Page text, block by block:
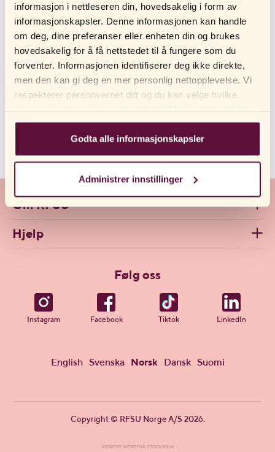
informasjon i nettleseren din, hovedsakelig i form av
informasjonskapsler. Denne informasjonen kan handle
om deg, dine preferanser eller enheten din og brukes
hovedsakelig for å få nettstedet til å fungere som du
forventer. Informasjonen identifiserer deg ikke direkte,
men den kan gi deg en mer personlig nettopplevelse. Vi
respekterer personvernet ditt og du kan velge hvilke
kategorioverskriftene for å finne ut mer og endre
standardinnstillingene våre. Vær oppmerksom på at
blokkering av informasjonskapsler kan påvirke
du har besøkt nettsiden vår før og akseptert bruken av
informasjonskapsler, kan du alltid slette dem ved å
navigere til personverninnstillingene i nettleseren din.
Godta alle informasjonskapsler
Administrer innstillinger
Hvorfor selger dere Carmex?
Hvorfor skal jeg bruke glidemiddel?
Hvordan vet jeg at mitt sexleketøy ikke inneholder
farlige stoffer?
hvordan brukes de?
Om RFSU
Hjelp
Følg oss
Instagram Facebook Tiktok LinkedIn
English Svenska Norsk Dansk Suomi
Copyright © RFSU Norge A/S 2026.
PIGMENT WEBBYRÅ STOCKHOLM